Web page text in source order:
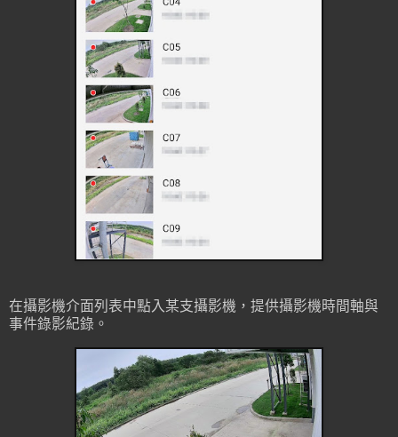
在攝影機介面列表中點入某支攝影機，提供攝影機時間軸與
事件錄影紀錄。